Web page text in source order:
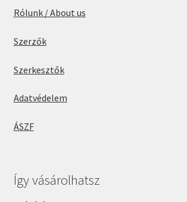
Rólunk / About us
Szerzők
Szerkesztők
Adatvédelem
ÁSZF
Így vásárolhatsz